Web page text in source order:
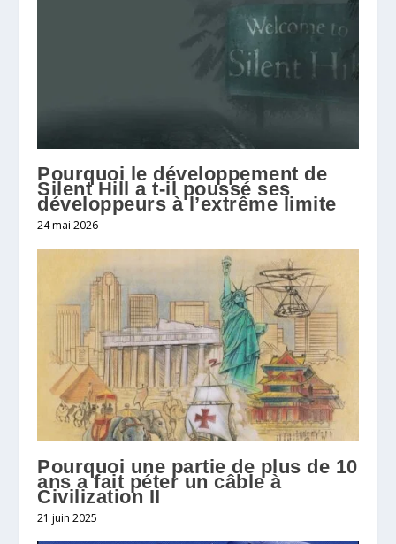
Pourquoi le développement de
Silent Hill a t-il poussé ses
développeurs à l’extrême limite
24 mai 2026
Pourquoi une partie de plus de 10
ans a fait péter un câble à
Civilization II
21 juin 2025